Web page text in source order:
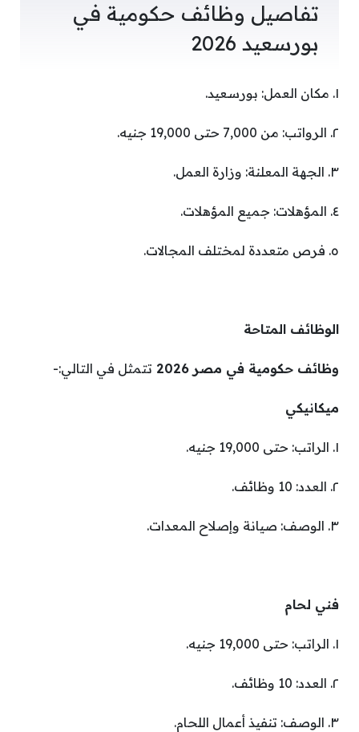
تفاصيل وظائف حكومية في
بورسعيد 2026
١. مكان العمل: بورسعيد.
٢. الرواتب: من 7,000 حتى 19,000 جنيه.
٣. الجهة المعلنة: وزارة العمل.
٤. المؤهلات: جميع المؤهلات.
٥. فرص متعددة لمختلف المجالات.
الوظائف المتاحة
وظائف حكومية في مصر 2026 تتمثل في التالي:-
ميكانيكي
١. الراتب: حتى 19,000 جنيه.
٢. العدد: 10 وظائف.
٣. الوصف: صيانة وإصلاح المعدات.
فني لحام
١. الراتب: حتى 19,000 جنيه.
٢. العدد: 10 وظائف.
٣. الوصف: تنفيذ أعمال اللحام.